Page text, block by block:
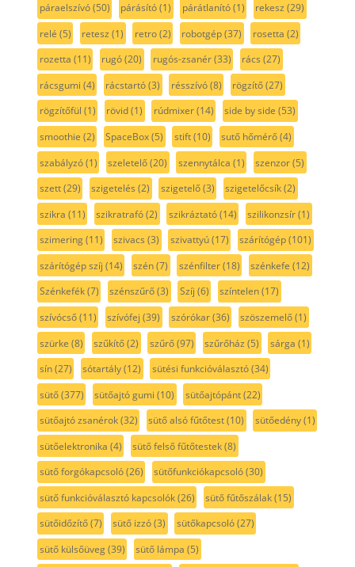
páraelszívó(50) párásító(1) párátlanító(1) rekesz (29)
relé (5) retesz (1) retro(2) robotgép(37) rosetta (2)
rozetta (11) rugó(20) rugós-zsanér(33) rács (27)
rácsgumi (4) rácstartó(3) résszívó(8) rögzítő(27)
rögzítőfül (1) rövid(1) rúdmixer(14) side by side (53)
smoothie (2) SpaceBox(5) stift(10) sutő hőmérő(4)
szabályzó(1) szeletelő(20) szennytálca (1) szenzor(5)
szett(29) szigetelés (2) szigetelő(3) szigetelőcsík(2)
szikra (11) szikratrafó(2) szikráztató(14) szilikonzsír(1)
szimering(11) szivacs (3) szivattyú(17) szárítógép(101)
szárítógép szíj (14) szén(7) szénfilter(18) szénkefe (12)
Szénkefék(7) szénszűrő(3) Szíj (6) színtelen(17)
szívócső(11) szívófej (39) szórókar(36) szöszemelő(1)
szürke (8) szűkítő(2) szűrő(97) szűrőház (5) sárga (1)
sín(27) sótartály(12) sütési funkcióválasztó(34)
sütő(377) sütőajtó gumi (10) sütőajtópánt(22)
sütőajtó zsanérok(32) sütő alsó fűtőtest(10) sütőedény(1)
sütőelektronika (4) sütő felső fűtőtestek(8)
sütő forgókapcsoló(26) sütőfunkciókapcsoló(30)
sütő funkcióválasztó kapcsolók(26) sütő fűtőszálak(15)
sütőidőzítő(7) sütő izzó(3) sütőkapcsoló(27)
sütő külsőüveg(39) sütő lámpa (5)